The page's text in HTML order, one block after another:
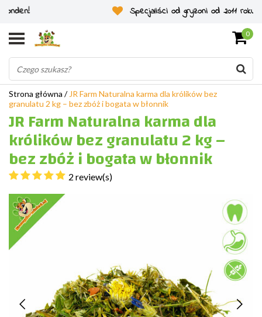
Specjaliści od gryzoni od 2011 roku
0
Strona główna / JR Farm Naturalna karma dla królików bez
granulatu 2 kg – bez zbóż i bogata w błonnik
JR Farm Naturalna karma dla
królików bez granulatu 2 kg –
bez zbóż i bogata w błonnik
2 review(s)